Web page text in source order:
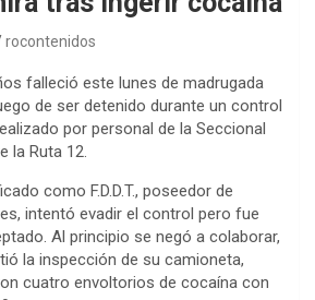
rocontenidos
falleció este lunes de madrugada
de ser detenido durante un control
por personal de la Seccional
la Ruta 12.
como F.D.D.T., poseedor de
intentó evadir el control pero fue
Al principio se negó a colaborar,
la inspección de su camioneta,
cuatro envoltorios de cocaína con